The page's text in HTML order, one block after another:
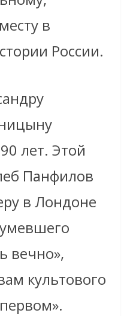
в
России.
лет. Этой
Панфилов
в Лондоне
вечно»,
культового